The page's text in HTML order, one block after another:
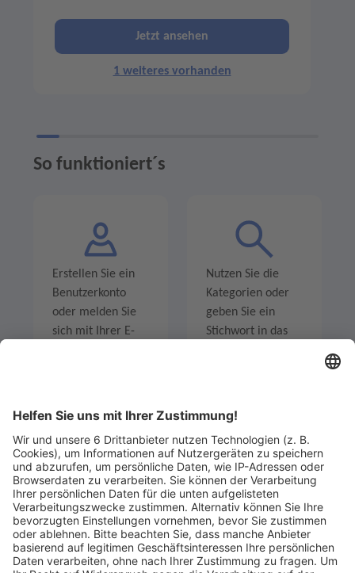
Jetzt ansehen
1 weiteres vorhanden
So funktioniert´s
Erstellen Sie ein
Benutzerkonto
oder melden Sie
sich mit Ihrer E-
Nutzen Sie die
Kategorien oder
geben Sie ein
Stichwort in das
Legen Sie zum
Mitbieten eine
Höchstgrenze für
Sind Sie am Ende
der
Höchstbietende,